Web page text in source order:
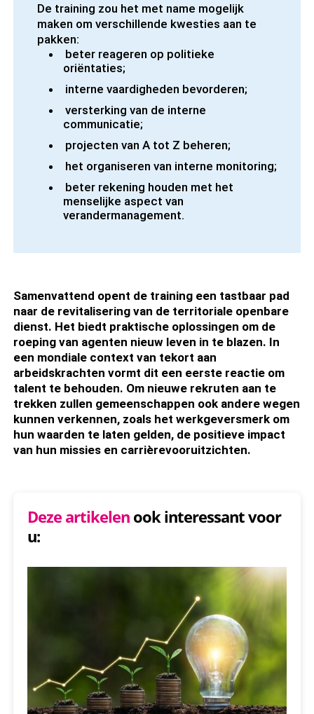
De training zou het met name mogelijk
maken om verschillende kwesties aan te
pakken:
beter reageren op politieke
oriëntaties;
interne vaardigheden bevorderen;
versterking van de interne
communicatie;
projecten van A tot Z beheren;
het organiseren van interne monitoring;
beter rekening houden met het
menselijke aspect van
verandermanagement.
Samenvattend opent de training een tastbaar pad
naar de revitalisering van de territoriale openbare
dienst. Het biedt praktische oplossingen om de
roeping van agenten nieuw leven in te blazen. In
een mondiale context van tekort aan
arbeidskrachten vormt dit een eerste reactie om
talent te behouden. Om nieuwe rekruten aan te
trekken zullen gemeenschappen ook andere wegen
kunnen verkennen, zoals het werkgeversmerk om
hun waarden te laten gelden, de positieve impact
van hun missies en carrièrevooruitzichten.
Deze artikelenook interessant voor
u: